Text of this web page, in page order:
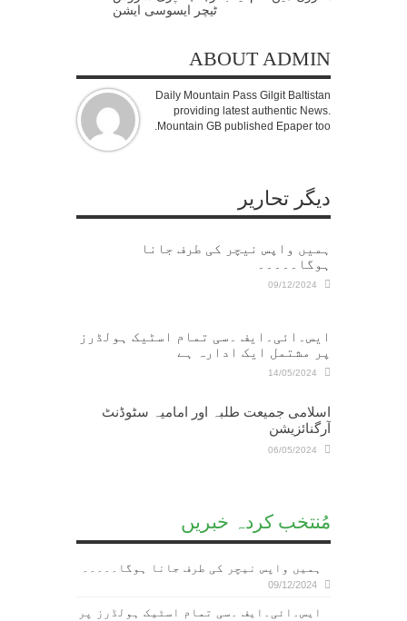
ٹیچر ایسوسی ایشن
ABOUT ADMIN
Daily Mountain Pass Gilgit Baltistan
providing latest authentic News.
Mountain GB published Epaper too.
دیگر تحاریر
ہمیں واپس نیچر کی طرف جانا
ہوگا۔۔۔۔۔
09/12/2024
ایس۔ائی۔ایف ۔سی تمام اسٹیک ہولڈرز
پر مشتمل ایک ادارہ ہے
14/05/2024
اسلامی جمیعت طلبہ اور امامیہ سٹوڈنٹ
آرگنائزیشن
06/05/2024
مُنتخب کردہ خبریں
ہمیں واپس نیچر کی طرف جانا ہوگا۔۔۔۔۔
09/12/2024
ایس۔ائی۔ایف ۔سی تمام اسٹیک ہولڈرز پر